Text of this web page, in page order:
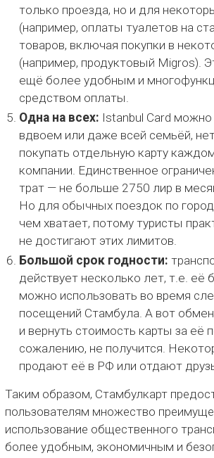
только проезда, но и для
(например, оплаты туалетов на
товаров, включая покупки в
(например, продуктовый Migros).
ещё более удобным и
средством оплаты.
Одна на всех: Istanbul Card можно
вдвоем или даже всей семьёй,
покупать отдельную карту
компании. Единственное
трат — не больше 2750 лир в
Но для обычных поездок по
чем хватает, потому туристы
не достигают этих лимитов.
Большой срок годности:
действует несколько лет, т.е. её
можно использовать во время
посещений Стамбула. А вот
и вернуть стоимость карты за её
сожалению, не получится.
продают её в РФ или отдают
Таким образом, Стамбулкарт
пользователям множество
использование общественного
более удобным, экономичным и